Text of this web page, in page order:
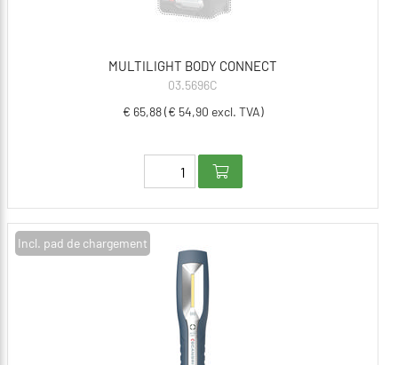
MULTILIGHT BODY CONNECT
03.5696C
€ 65,88 (€ 54,90 excl. TVA)
Incl. pad de chargement